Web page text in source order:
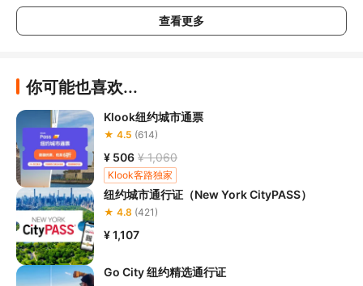
在一定风险，请您在参与相应项目之前充分了解《安全防护指
，在结合自身身体真实状况、年龄等情况并充分参考当地相关
龄、准入身高及准入体重等准入要求
成行的后果由您自行承担；
4.禁止孕妇、患有高血压、心脏病等不适合刺激性游玩项目的疾病
患者及严重恐高、体质较弱的游客参加本项目，
参加本项目发生意外的，由您本人承担一切责任，因此给旅行社造
5.在项目过程中您需要全程正确穿戴安全护具，戴眼镜的游客应当
做好相应防护，避免发生意外事件 。若本项目因天气恶劣或其他不
可抗力导致无法成行的，请您听从旅行社工作人员的安排参加活
动；
6.若您在项目过程中感到任何不适，请及时与项目工作人员进行沟
查看更多
你可能也喜欢...
Klook纽约城市通票
★ 4.5 (614)
¥ 506 ¥ 1,060
Klook客路独家
纽约城市通行证（New York CityPASS）
★ 4.8 (421)
¥ 1,107
Go City 纽约精选通行证